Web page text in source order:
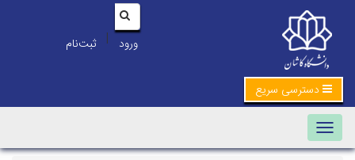
ورود | ثبت‌نام
دسترسی سریع
Toggle navigation